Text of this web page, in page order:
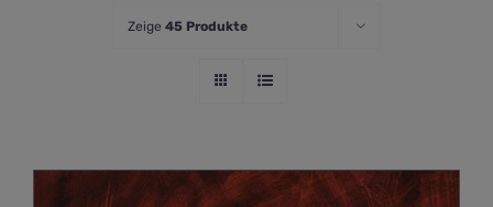
Zeige 45 Produkte